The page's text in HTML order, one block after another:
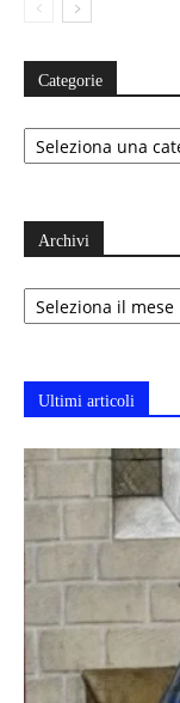
Categorie
Categorie
Archivi
Archivi
Ultimi articoli